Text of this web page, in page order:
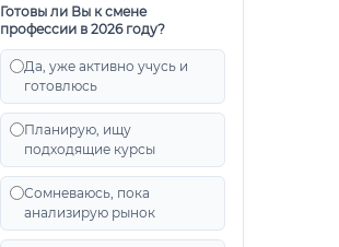
Готовы ли Вы к смене
профессии в 2026 году?
Да, уже активно учусь и
готовлюсь
Планирую, ищу
подходящие курсы
Сомневаюсь, пока
анализирую рынок